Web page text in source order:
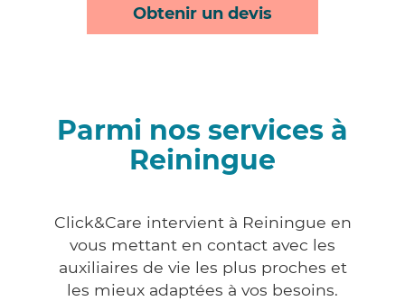
Obtenir un devis
Parmi nos services à
Reiningue
Click&Care intervient à Reiningue en
vous mettant en contact avec les
auxiliaires de vie les plus proches et
les mieux adaptées à vos besoins.